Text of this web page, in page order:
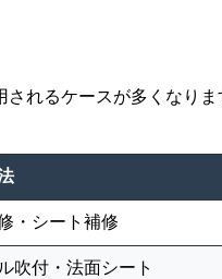
れるケースが多くなり
・シート補修
吹付・法面シート